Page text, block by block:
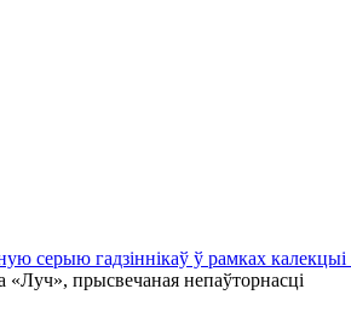
серыю гадзіннікаў ў рамках
прысвечаная непаўторнасці